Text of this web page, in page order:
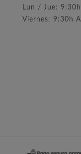
Lun / Jue:
Viernes: 9:30h